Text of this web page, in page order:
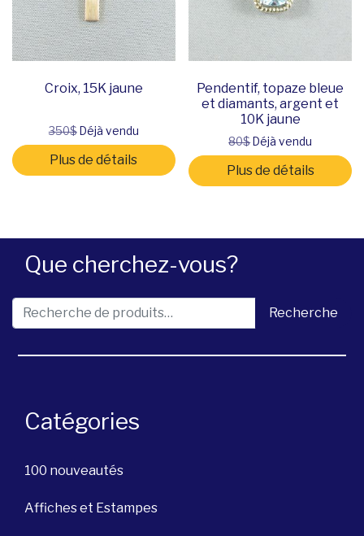
Que cherchez-vous?
Recherche pour : Recherche
Catégories
100 nouveautés
Affiches et Estampes
Croix, 15K jaune
350$Déjà vendu
Plus de détails
Pendentif, topaze bleue
et diamants, argent et
10K jaune
80$Déjà vendu
Plus de détails